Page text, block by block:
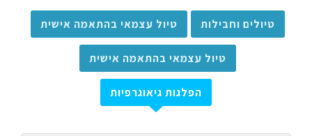
טיולים וחבילות טיול עצמאי בהתאמה אישית
טיול עצמאי בהתאמה אישית
הפלגות גיאוגרפיות